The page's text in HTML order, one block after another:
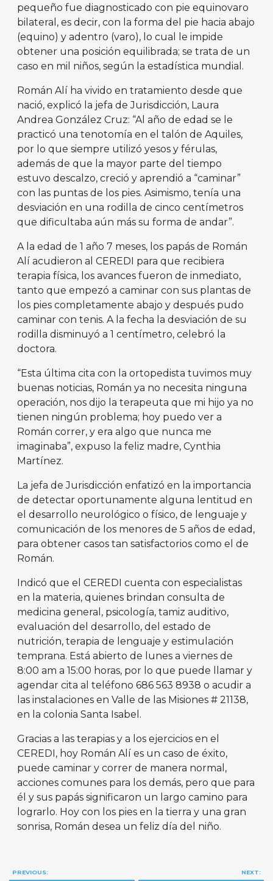
pequeño fue diagnosticado con pie equinovaro
bilateral, es decir, con la forma del pie hacia abajo
(equino) y adentro (varo), lo cual le impide
obtener una posición equilibrada; se trata de un
caso en mil niños, según la estadística mundial.
Román Alí ha vivido en tratamiento desde que
nació, explicó la jefa de Jurisdicción, Laura
Andrea González Cruz: “Al año de edad se le
practicó una tenotomía en el talón de Aquiles,
por lo que siempre utilizó yesos y férulas,
además de que la mayor parte del tiempo
estuvo descalzo, creció y aprendió a “caminar”
con las puntas de los pies. Asimismo, tenía una
desviación en una rodilla de cinco centímetros
que dificultaba aún más su forma de andar”.
A la edad de 1 año 7 meses, los papás de Román
Alí acudieron al CEREDI para que recibiera
terapia física, los avances fueron de inmediato,
tanto que empezó a caminar con sus plantas de
los pies completamente abajo y después pudo
caminar con tenis. A la fecha la desviación de su
rodilla disminuyó a 1 centímetro, celebró la
doctora.
“Esta última cita con la ortopedista tuvimos muy
buenas noticias, Román ya no necesita ninguna
operación, nos dijo la terapeuta que mi hijo ya no
tienen ningún problema; hoy puedo ver a
Román correr, y era algo que nunca me
imaginaba”, expuso la feliz madre, Cynthia
Martínez.
La jefa de Jurisdicción enfatizó en la importancia
de detectar oportunamente alguna lentitud en
el desarrollo neurológico o físico, de lenguaje y
comunicación de los menores de 5 años de edad,
para obtener casos tan satisfactorios como el de
Román.
Indicó que el CEREDI cuenta con especialistas
en la materia, quienes brindan consulta de
medicina general, psicología, tamiz auditivo,
evaluación del desarrollo, del estado de
nutrición, terapia de lenguaje y estimulación
temprana. Está abierto de lunes a viernes de
8:00 am a 15:00 horas, por lo que puede llamar y
agendar cita al teléfono 686 563 8938 o acudir a
las instalaciones en Valle de las Misiones # 21138,
en la colonia Santa Isabel.
Gracias a las terapias y a los ejercicios en el
CEREDI, hoy Román Alí es un caso de éxito,
puede caminar y correr de manera normal,
acciones comunes para los demás, pero que para
él y sus papás significaron un largo camino para
lograrlo. Hoy con los pies en la tierra y una gran
sonrisa, Román desea un feliz día del niño.
Navegación
PREVIOUS: NEXT: